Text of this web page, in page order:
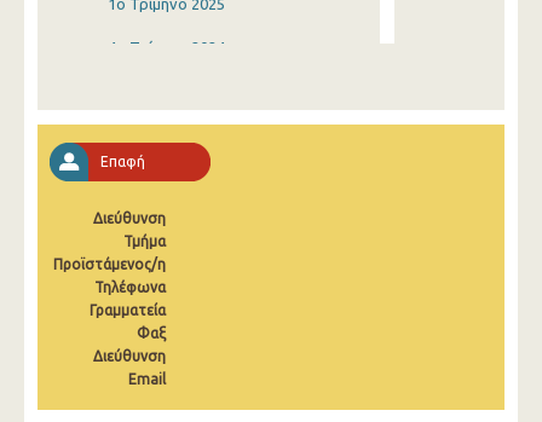
1o Τρίμηνο 2025
4o Τρίμηνο 2024
1o Τρίμηνο 2024
4o Τρίμηνο 2023
3o Τρίμηνο 2023
2o Τρίμηνο 2023
1o Τρίμηνο 2023
Επαφή
Διεύθυνση
Τμήμα
Προϊστάμενος/η
Τηλέφωνα
Γραμματεία
Φαξ
Διεύθυνση
Email